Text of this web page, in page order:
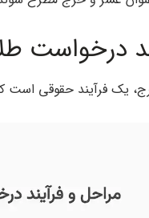
درخواست
یک فرآیند حقوقی است